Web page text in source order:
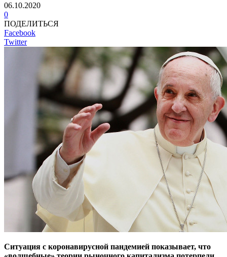
06.10.2020
0
ПОДЕЛИТЬСЯ
Facebook
Twitter
Ситуация с коронавирусной пандемией показывает, что